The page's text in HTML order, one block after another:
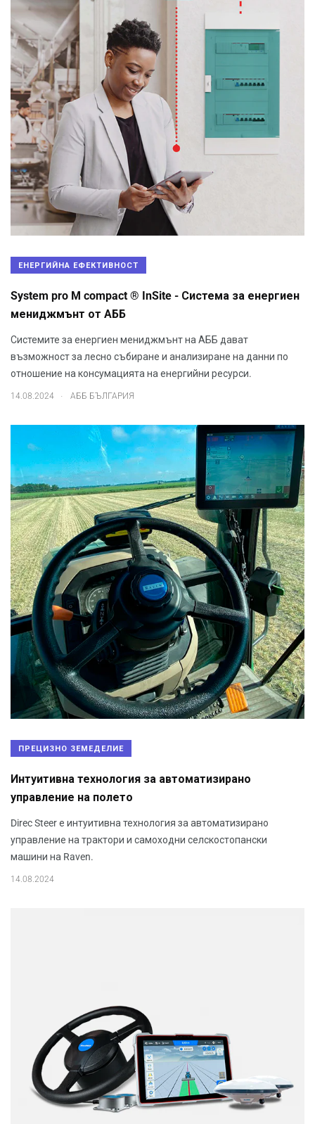
ЕНЕРГИЙНА ЕФЕКТИВНОСТ
System pro M compact ® InSite - Система за енергиен
мениджмънт от AББ
Системите за енергиен мениджмънт на АББ дават
възможност за лесно събиране и анализиране на данни по
отношение на консумацията на енергийни ресурси.
14.08.2024 . АББ БЪЛГАРИЯ
ПРЕЦИЗНО ЗЕМЕДЕЛИЕ
Интуитивна технология за автоматизирано
управление на полето
Direc Steer е интуитивна технология за автоматизирано
управление на трактори и самоходни селскостопански
машини на Raven.
14.08.2024